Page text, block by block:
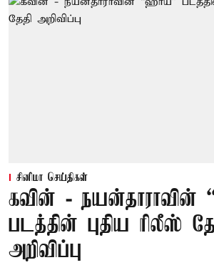
சினிமா செய்திகள்
கவின் - நயன்தாராவின்
படத்தின் புதிய ரிலீஸ்
அறிவிப்பு